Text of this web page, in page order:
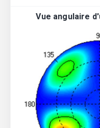
Vue angulaire